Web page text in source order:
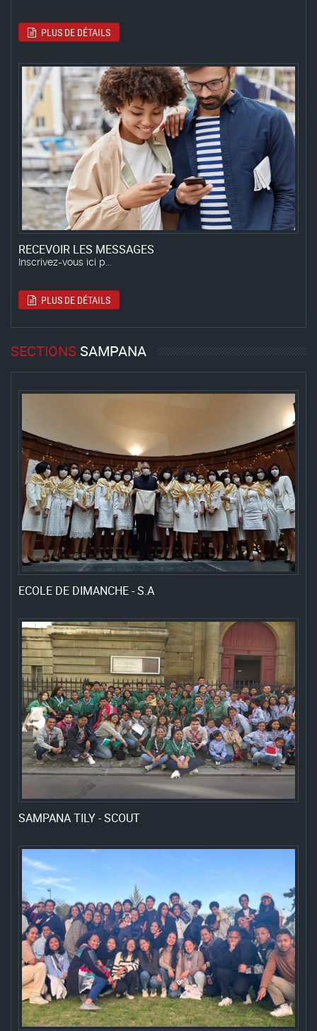
PLUS DE DÉTAILS
RECEVOIR LES MESSAGES
Inscrivez-vous ici p...
PLUS DE DÉTAILS
SECTIONS SAMPANA
ECOLE DE DIMANCHE - S.A
SAMPANA TILY - SCOUT